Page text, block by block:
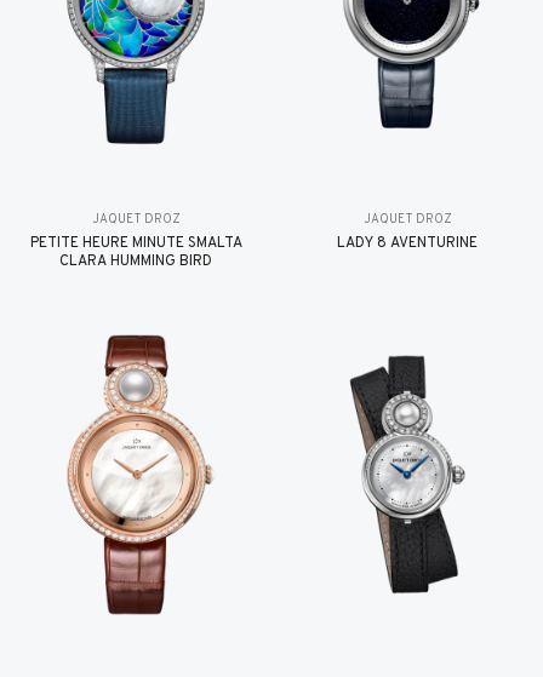
JAQUET DROZ
PETITE HEURE MINUTE SMALTA
CLARA HUMMING BIRD
JAQUET DROZ
LADY 8 AVENTURINE